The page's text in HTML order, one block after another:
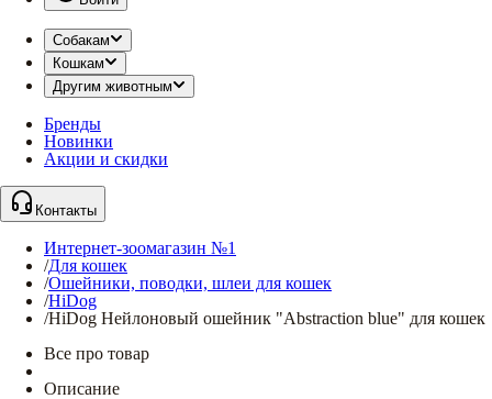
Собакам
Кошкам
Другим животным
Бренды
Новинки
Акции и скидки
Контакты
Интернет-зоомагазин №1
/Для кошек
/Ошейники, поводки, шлеи для кошек
/HiDog
/HiDog Нейлоновый ошейник "Abstraction blue" для кошек
Все про товар
Описание